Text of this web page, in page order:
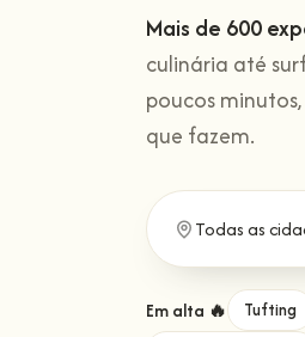
Mais de 600
culinária até
poucos
que fazem.
Em alta 🔥 Tufting